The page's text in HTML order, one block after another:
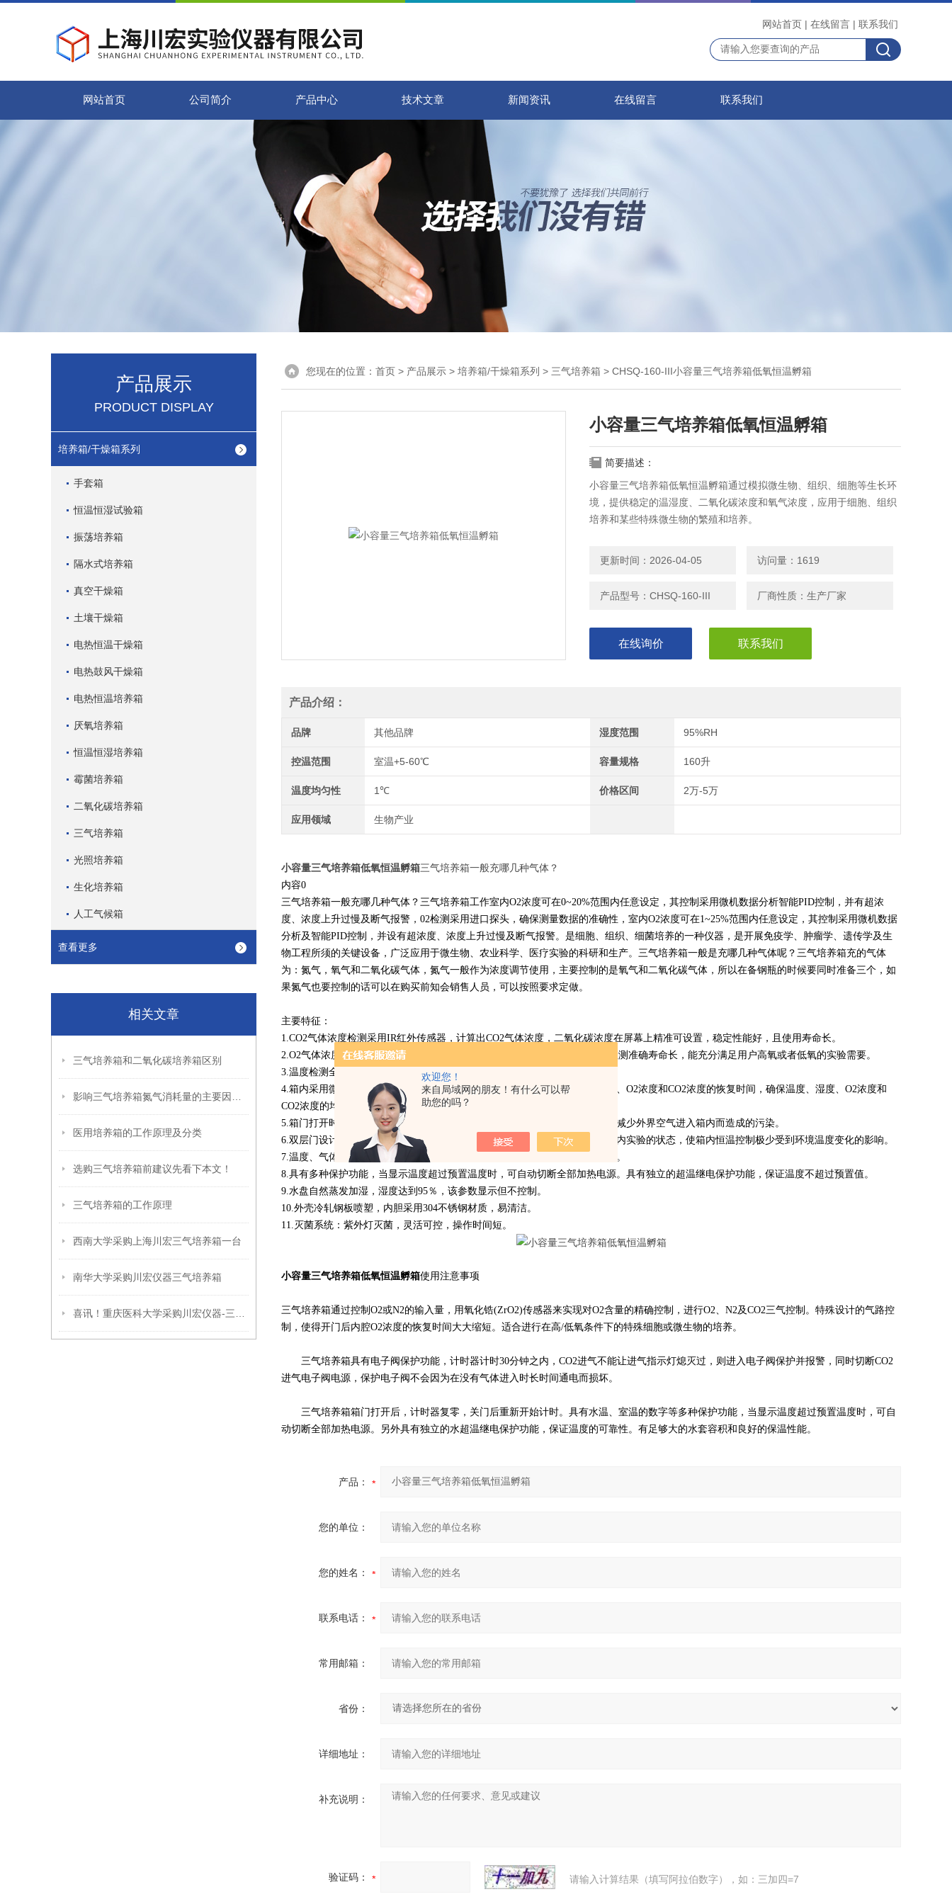
欢迎您！
来自局域网的朋友！有什么可以帮
助您的吗？
网站首页 | 在线留言 | 联系我们
网站首页 公司简介 产品中心 技术文章 新闻资讯 在线留言 联系我们
您现在的位置： 首页 > 产品展示 > 培养箱/干燥箱系列 > 三气培养箱 > CHSQ-160-III小容量三气培养箱低氧恒温孵箱
小容量三气培养箱低氧恒温孵箱
简要描述：
小容量三气培养箱低氧恒温孵箱通过模拟微生物、组织、细胞等生长环
境，提供稳定的温湿度、二氧化碳浓度和氧气浓度，应用于细胞、组织
培养和某些特殊微生物的繁殖和培养。
更新时间：2026-04-05 访问量：1619
产品型号：CHSQ-160-III 厂商性质：生产厂家
在线询价 联系我们
产品介绍：
品牌 其他品牌 湿度范围 95%RH
控温范围 室温+5-60℃ 容量规格 160升
温度均匀性 1℃ 价格区间 2万-5万
应用领域 生物产业
小容量三气培养箱低氧恒温孵箱三气培养箱一般充哪几种气体？
内容0
三气培养箱一般充哪几种气体？三气培养箱工作室内O2浓度可在0~20%范围内任意设定，其控制采用微机数据分析智能PID控制，并有超浓
度、浓度上升过慢及断气报警，02检测采用进口探头，确保测量数据的准确性，室内O2浓度可在1~25%范围内任意设定，其控制采用微机数据
分析及智能PID控制，并设有超浓度、浓度上升过慢及断气报警。是细胞、组织、细菌培养的一种仪器，是开展免疫学、肿瘤学、遗传学及生
物工程所须的关键设备，广泛应用于微生物、农业科学、医疗实验的科研和生产。三气培养箱一般是充哪几种气体呢？三气培养箱充的气体
为：氮气，氧气和二氧化碳气体，氮气一般作为浓度调节使用，主要控制的是氧气和二氧化碳气体，所以在备钢瓶的时候要同时准备三个，如
果氮气也要控制的话可以在购买前知会销售人员，可以按照要求定做。
主要特征：
1.CO2气体浓度检测采用IR红外传感器，计算出CO2气体浓度，二氧化碳浓度在屏幕上精准可设置，稳定性能好，且使用寿命长。
2.O2气体浓度检测采用电化学氧气传感器，氧气浓度在屏幕上精准可设置，检测准确寿命长，能充分满足用户高氧或者低氧的实验需要。
3.温度检测全部采用PT100电阻温度传感器，性能稳定，准确度高。
4.箱内采用微风循环方式，使空气循环接近自然界空气对流，缩短温度、湿度、O2浓度和CO2浓度的恢复时间，确保温度、湿度、O2浓度和
CO2浓度的均衡性。
5.箱门打开时，电磁阀自动关闭微风循环自动停止，减少气体损失节约气源，减少外界空气进入箱内而造成的污染。
6.双层门设计，内门采用钢化玻璃门，能有效锁温，打开外门可以直接观察箱内实验的状态，使箱内恒温控制极少受到环境温度变化的影响。
7.温度、气体浓度，均采用数字显示，多组数据同屏显示，直观、清晰、准确。
8.具有多种保护功能，当显示温度超过预置温度时，可自动切断全部加热电源。具有独立的超温继电保护功能，保证温度不超过预置值。
9.水盘自然蒸发加湿，湿度达到95％，该参数显示但不控制。
10.外壳冷轧钢板喷塑，内胆采用304不锈钢材质，易清洁。
11.灭菌系统：紫外灯灭菌，灵活可控，操作时间短。
小容量三气培养箱低氧恒温孵箱使用注意事项
三气培养箱通过控制O2或N2的输入量，用氧化锆(ZrO2)传感器来实现对O2含量的精确控制，进行O2、N2及CO2三气控制。特殊设计的气路控
制，使得开门后内腔O2浓度的恢复时间大大缩短。适合进行在高/低氧条件下的特殊细胞或微生物的培养。
三气培养箱具有电子阀保护功能，计时器计时30分钟之内，CO2进气不能让进气指示灯熄灭过，则进入电子阀保护并报警，同时切断CO2
进气电子阀电源，保护电子阀不会因为在没有气体进入时长时间通电而损坏。
三气培养箱箱门打开后，计时器复零，关门后重新开始计时。具有水温、室温的数字等多种保护功能，当显示温度超过预置温度时，可自
动切断全部加热电源。另外具有独立的水超温继电保护功能，保证温度的可靠性。有足够大的水套容积和良好的保温性能。
产品：
您的单位：
您的姓名：
联系电话：
常用邮箱：
省份：
详细地址：
补充说明：
验证码： 请输入计算结果（填写阿拉伯数字），如：三加四=7
产品展示
PRODUCT DISPLAY
培养箱/干燥箱系列
手套箱
恒温恒湿试验箱
振荡培养箱
隔水式培养箱
真空干燥箱
土壤干燥箱
电热恒温干燥箱
电热鼓风干燥箱
电热恒温培养箱
厌氧培养箱
恒温恒湿培养箱
霉菌培养箱
二氧化碳培养箱
三气培养箱
光照培养箱
生化培养箱
人工气候箱
查看更多
相关文章
三气培养箱和二氧化碳培养箱区别
医用培养箱的工作原理及分类
选购三气培养箱前建议先看下本文！
三气培养箱的工作原理
西南大学采购上海川宏三气培养箱一台
南华大学采购川宏仪器三气培养箱